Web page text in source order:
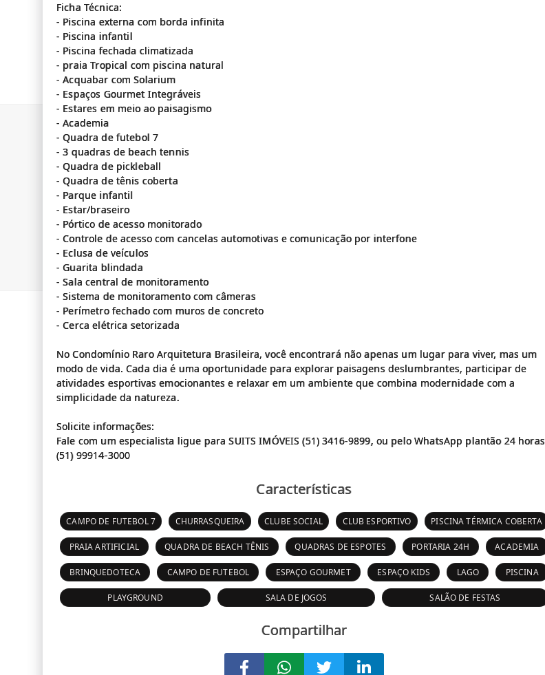
Ficha Técnica:
- Piscina externa com borda infinita
- Piscina infantil
- Piscina fechada climatizada
- praia Tropical com piscina natural
- Acquabar com Solarium
- Espaços Gourmet Integráveis
- Estares em meio ao paisagismo
- Academia
- Quadra de futebol 7
- 3 quadras de beach tennis
- Quadra de pickleball
- Quadra de tênis coberta
- Parque infantil
- Estar/braseiro
- Pórtico de acesso monitorado
- Controle de acesso com cancelas automotivas e comunicação por interfone
- Eclusa de veículos
- Guarita blindada
- Sala central de monitoramento
- Sistema de monitoramento com câmeras
- Perímetro fechado com muros de concreto
- Cerca elétrica setorizada
No Condomínio Raro Arquitetura Brasileira, você encontrará não apenas um lugar para viver, mas um
modo de vida. Cada dia é uma oportunidade para explorar paisagens deslumbrantes, participar de
atividades esportivas emocionantes e relaxar em um ambiente que combina modernidade com a
simplicidade da natureza.
Solicite informações:
Fale com um especialista ligue para SUITS IMÓVEIS (51) 3416-9899, ou pelo WhatsApp plantão 24 horas
Características
CAMPO DE FUTEBOL 7 CHURRASQUEIRA CLUBE SOCIAL CLUB ESPORTIVO PISCINA TÉRMICA COBERTA
PRAIA ARTIFICIAL QUADRA DE BEACH TÊNIS QUADRAS DE ESPOTES PORTARIA 24H ACADEMIA
BRINQUEDOTECA CAMPO DE FUTEBOL ESPAÇO GOURMET ESPAÇO KIDS LAGO PISCINA
PLAYGROUND SALA DE JOGOS SALÃO DE FESTAS
Compartilhar